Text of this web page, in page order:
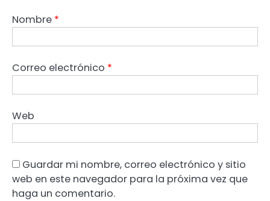
Nombre *
Correo electrónico *
Web
Guardar mi nombre, correo electrónico y sitio
web en este navegador para la próxima vez que
haga un comentario.